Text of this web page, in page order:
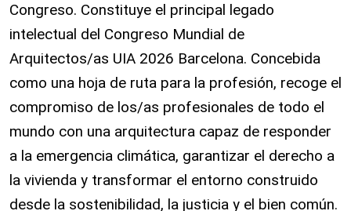
Congreso. Constituye el principal legado
intelectual del Congreso Mundial de
Arquitectos/as UIA 2026 Barcelona. Concebida
como una hoja de ruta para la profesión, recoge el
compromiso de los/as profesionales de todo el
mundo con una arquitectura capaz de responder
a la emergencia climática, garantizar el derecho a
la vivienda y transformar el entorno construido
desde la sostenibilidad, la justicia y el bien común.